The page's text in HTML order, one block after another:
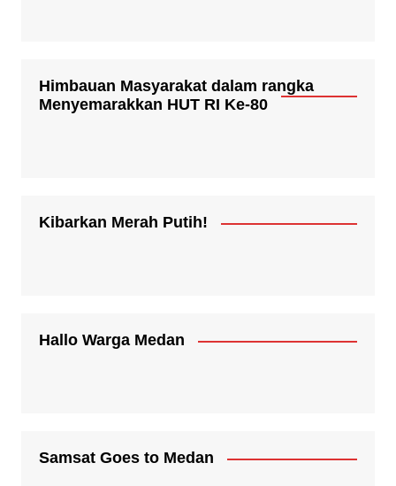
Himbauan Masyarakat dalam rangka
Menyemarakkan HUT RI Ke-80
Kibarkan Merah Putih!
Hallo Warga Medan
Samsat Goes to Medan